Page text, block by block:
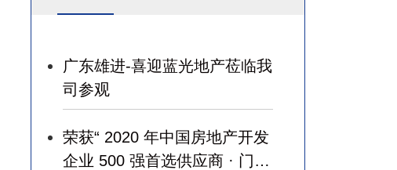
广东雄进-喜迎蓝光地产莅临我
司参观
荣获“ 2020 年中国房地产开发
企业 500 强首选供应商 · 门窗